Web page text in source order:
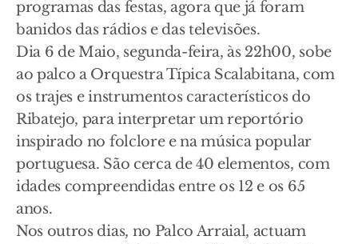
programas das festas, agora que já foram
banidos das rádios e das televisões.
Dia 6 de Maio, segunda-feira, às 22h00, sobe
ao palco a Orquestra Típica Scalabitana, com
os trajes e instrumentos característicos do
Ribatejo, para interpretar um reportório
inspirado no folclore e na música popular
portuguesa. São cerca de 40 elementos, com
idades compreendidas entre os 12 e os 65
anos.
Nos outros dias, no Palco Arraial, actuam